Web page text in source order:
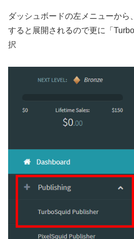
ダッシュボードの左メニューか
すると展開されるので更に「
択